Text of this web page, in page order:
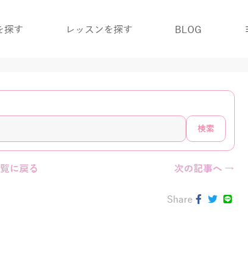
探す レッスンを探す BLOG
検索
に戻る 次の記事へ →
Share